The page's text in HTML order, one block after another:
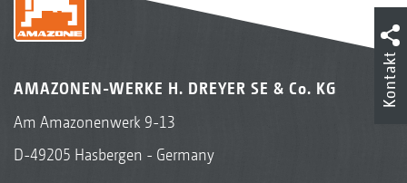
AMAZONEN-WERKE H. DREYER SE & Co. KG
Am Amazonenwerk 9-13
D-49205 Hasbergen - Germany
Kontakt